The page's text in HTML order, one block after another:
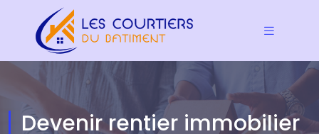
Devenir rentier immobilier